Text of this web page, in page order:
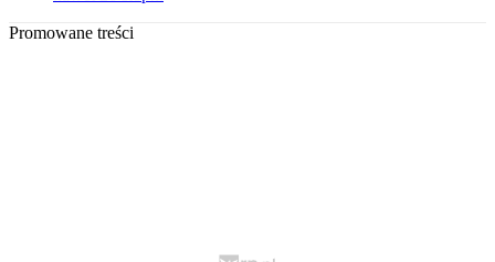
Promowane treści